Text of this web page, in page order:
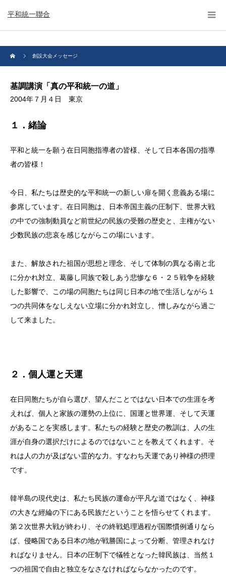
平和統一聯合
創設大会メッセージ
基調講演「真の平和統一の道」
2004年７月４日 東京
１．緒論
平和と統一を願う在日同胞指導者の皆様、そして日本各国の指導
者の皆様！
今日、私たちは歴史的な平和統一の新しい扉を開く意義ある場に
参席しています。在日同胞は、日本帝国主義の圧制下、世界大戦
の中での強制動員など前世紀の民族の受難の歴史と、主権がない
少数民族の悲哀を感じながらこの場にいます。
また、解放された祖国が思想と理念、そして体制の異なる南と北
に分かれ対立、葛藤し同族で殺しあう悲惨な６・２５戦争を経験
した影響で、この場の同胞たちは同じ日本の地で生活しながら１
つの共同体をなしえない立場に分かれ対立し、憎しみながら過ご
して来ました。
２．個人運と天運
在日同胞たちが自ら選び、望んだことではない日本での生涯を考
えれば、個人と家族の運勢の上位に、国運と世界運、そして天運
があることを実感します。私たちの経験と歴史の教訓は、人の生
涯が自身の選択だけによるのではないことを教えてくれます。そ
れは人の力が及ばない霊的な力。すなわち天運であり神様の摂理
です。
韓半島の現代史は、私たち民族の運命が平凡な道ではなく、神様
の大きな經綸の下にある民族だということを悟らせてくれます。
第２次世界大戦が終わり、その終戦処理過程が国際慣例通りなら
ば、侵略国である日本の地が戦勝国によって分断、管理されなけ
ればなりません。日本の圧制下で犠牲となった韓民族は、当然１
つの祖国で自由と独立をなさなければならなかったのです。